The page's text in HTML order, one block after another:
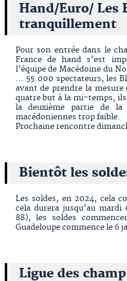
Hand/Euro/ Les
tranquillement
Pour son entrée dans le
France de hand s'est
l'équipe de Macédoine du
… 55.000 spectateurs, les
avant de prendre la
quatre but à la mi-temps,
la deuxième partie de la
macédoniennes trop faible.
Prochaine rencontre
Bientôt les
Les soldes, en 2024, cela
cela durera jusqu'au mardi
88), les soldes
Guadeloupe commence le 6
Ligue des